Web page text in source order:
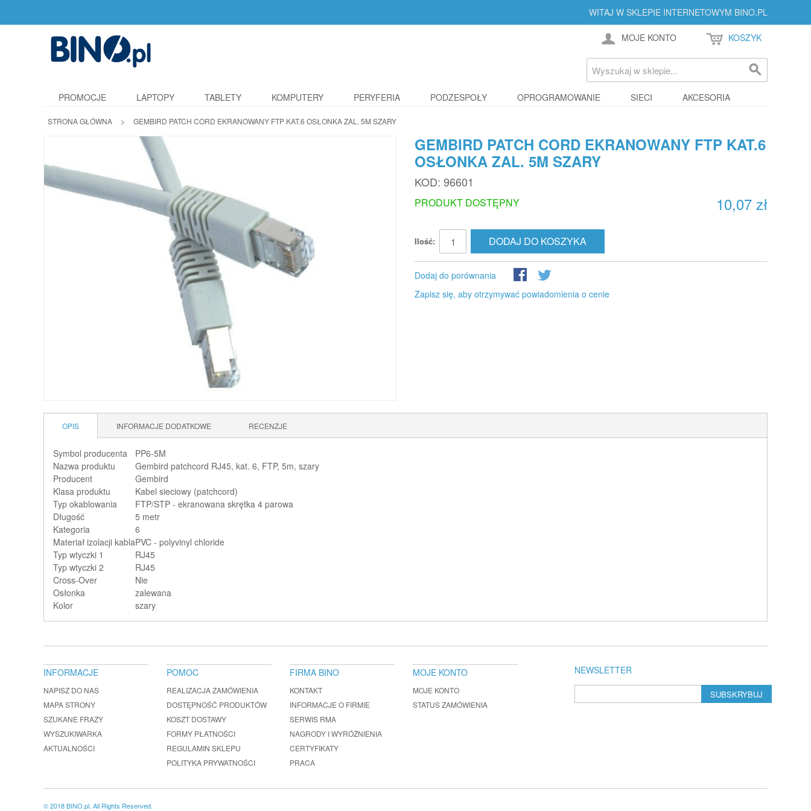
WITAJ W SKLEPIE INTERNETOWYM BINO.PL
MOJE KONTO KOSZYK
PROMOCJE LAPTOPY TABLETY KOMPUTERY PERYFERIA PODZESPOŁY OPROGRAMOWANIE SIECI AKCESORIA
STRONA GŁÓWNA > GEMBIRD PATCH CORD EKRANOWANY FTP KAT.6 OSŁONKA ZAL. 5M SZARY
GEMBIRD PATCH CORD EKRANOWANY FTP KAT.6
OSŁONKA ZAL. 5M SZARY
KOD: 96601
10,07 zł
PRODUKT DOSTĘPNY
Ilość: DODAJ DO KOSZYKA
Dodaj do porównania
Zapisz się, aby otrzymywać powiadomienia o cenie
OPIS INFORMACJE DODATKOWE RECENZJE
Symbol producenta
PP6-5M
Nazwa produktu
Gembird patchcord RJ45, kat. 6, FTP, 5m, szary
Producent
Gembird
Klasa produktu
Kabel sieciowy (patchcord)
Typ okablowania
FTP/STP - ekranowana skrętka 4 parowa
Długość
5 metr
Kategoria
6
Materiał izolacji kablaPVC - polyvinyl chloride
Typ wtyczki 1
RJ45
Typ wtyczki 2
RJ45
Cross-Over
Nie
Osłonka
zalewana
Kolor
szary
NEWSLETTER
SUBSKRYBUJ
INFORMACJE
NAPISZ DO NAS
MAPA STRONY
SZUKANE FRAZY
WYSZUKIWARKA
AKTUALNOŚCI
POMOC
REALIZACJA ZAMÓWIENIA
DOSTĘPNOŚĆ PRODUKTÓW
KOSZT DOSTAWY
FORMY PŁATNOŚCI
REGULAMIN SKLEPU
POLITYKA PRYWATNOŚCI
FIRMA BINO
KONTAKT
INFORMACJE O FIRMIE
SERWIS RMA
NAGRODY I WYRÓŻNIENIA
CERTYFIKATY
PRACA
MOJE KONTO
MOJE KONTO
STATUS ZAMÓWIENIA
© 2018 BINO.pl. All Rights Reserved.